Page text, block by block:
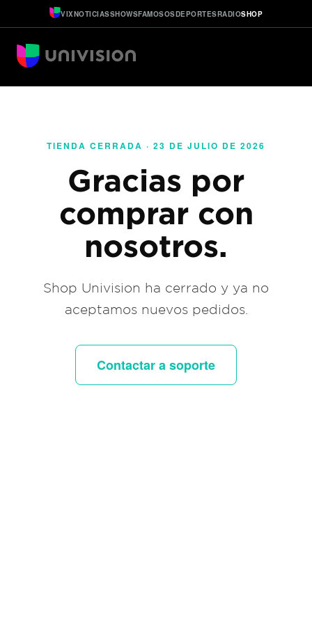
VIXNOTICIASSHOWSFAMOSOSDEPORTESRADIOSHOP
TIENDA CERRADA · 23 DE JULIO DE 2026
Gracias por
comprar con
nosotros.
Shop Univision ha cerrado y ya no
aceptamos nuevos pedidos.
Contactar a soporte